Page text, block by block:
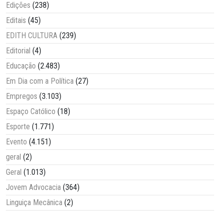
Edições (238)
Editais (45)
EDITH CULTURA (239)
Editorial (4)
Educação (2.483)
Em Dia com a Política (27)
Empregos (3.103)
Espaço Católico (18)
Esporte (1.771)
Evento (4.151)
geral (2)
Geral (1.013)
Jovem Advocacia (364)
Linguiça Mecânica (2)